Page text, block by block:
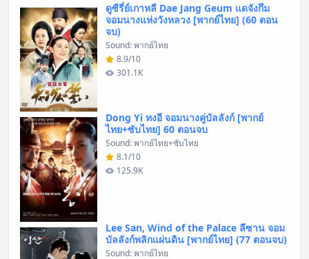
ดูซีรี่ย์เกาหลี Dae Jang Geum แดจังกึม
จอมนางแห่งวังหลวง [พากย์ไทย] (60 ตอน
จบ)
Sound: พากย์ไทย
8.9/10
301.1K
Dong Yi ทงอี จอมนางคู่บัลลังก์ [พากย์
ไทย+ซับไทย] 60 ตอนจบ
Sound: พากย์ไทย+ซับไทย
8.1/10
125.9K
Lee San, Wind of the Palace ลีซาน จอม
บัลลังก์พลิกแผ่นดิน [พากย์ไทย] (77 ตอนจบ)
Sound: พากย์ไทย